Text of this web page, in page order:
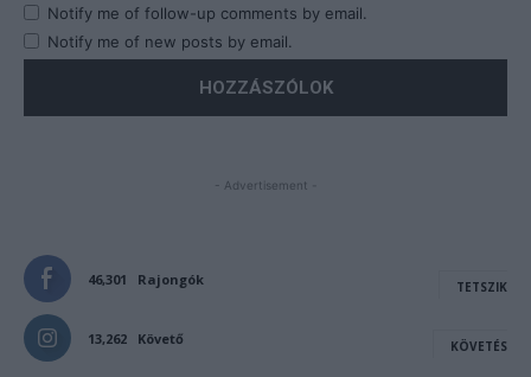
Notify me of follow-up comments by email.
Notify me of new posts by email.
- Advertisement -
46,301 Rajongók TETSZIK
13,262 Követő KÖVETÉS